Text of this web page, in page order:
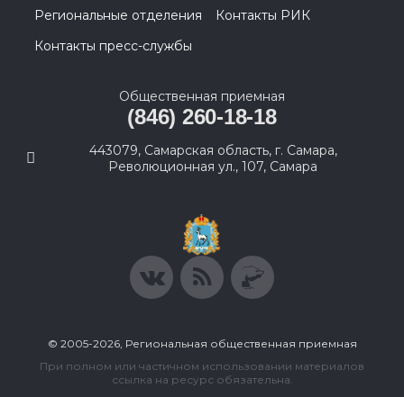
Региональные отделения
Контакты РИК
Контакты пресс-службы
Общественная приемная
(846) 260-18-18
443079, Самарская область, г. Самара,
Революционная ул., 107, Самара
© 2005-2026, Региональная общественная приемная
При полном или частичном использовании материалов
ссылка на ресурс обязательна.